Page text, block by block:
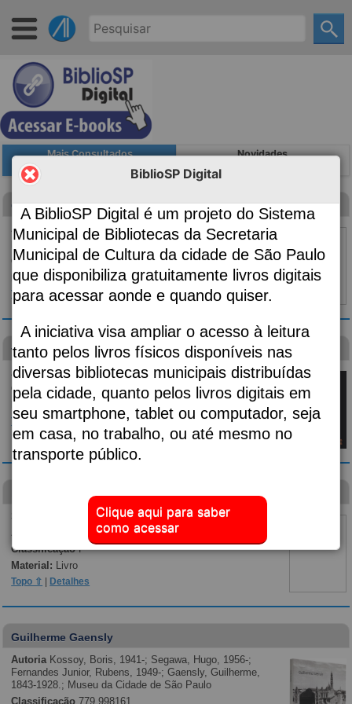
BiblioSP Digital
A BiblioSP Digital é um projeto do Sistema
Municipal de Bibliotecas da Secretaria
Municipal de Cultura da cidade de São Paulo
que disponibiliza gratuitamente livros digitais
para acessar aonde e quando quiser.
A iniciativa visa ampliar o acesso à leitura
tanto pelos livros físicos disponíveis nas
diversas bibliotecas municipais distribuídas
pela cidade, quanto pelos livros digitais em
seu smartphone, tablet ou computador, seja
em casa, no trabalho, ou até mesmo no
transporte público.
Clique aqui para saber
como acessar
Mais Consultados Novidades
Canção para ninar menino grande
Autoria
Evaristo, Conceição, 1946-;
2ª edição
Classificação 869.34
Material:Livro
Topo ⇧|Detalhes
visão das plantas
AutoriaAlmeida, Djaimilia Pereira de, 1982-;
Classificaçãop869.35
Material:
Topo ⇧ |Detalhes
Diário de um banana
Subtítulo:
vai fundo
Kinney, Jeff, 1971-;
ClassificaçãoF
Material: Livro
Topo ⇧ Detalhes
Guilherme Gaensly
Autoria Kossoy, Boris, 1941-; Segawa, Hugo, 1956-;
Fernandes Junior, Rubens, 1949-; Gaensly, Guilherme,
1843-1928.; Museu da Cidade de São Paulo
Classificação779.998161